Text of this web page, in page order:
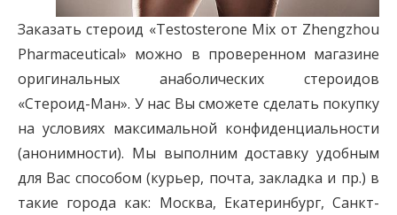
Заказать стероид «Testosterone Mix от Zhengzhou
Pharmaceutical» можно в проверенном магазине
оригинальных анаболических стероидов
«Стероид-Ман». У нас Вы сможете сделать покупку
на условиях максимальной конфиденциальности
(анонимности). Мы выполним доставку удобным
для Вас способом (курьер, почта, закладка и пр.) в
такие города как: Москва, Екатеринбург, Санкт-